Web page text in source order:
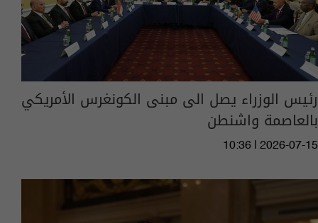
رئيس الوزراء يصل الى مبنى الكونغرس الأمريكي
بالعاصمة واشنطن
10:36 | 2026-07-15